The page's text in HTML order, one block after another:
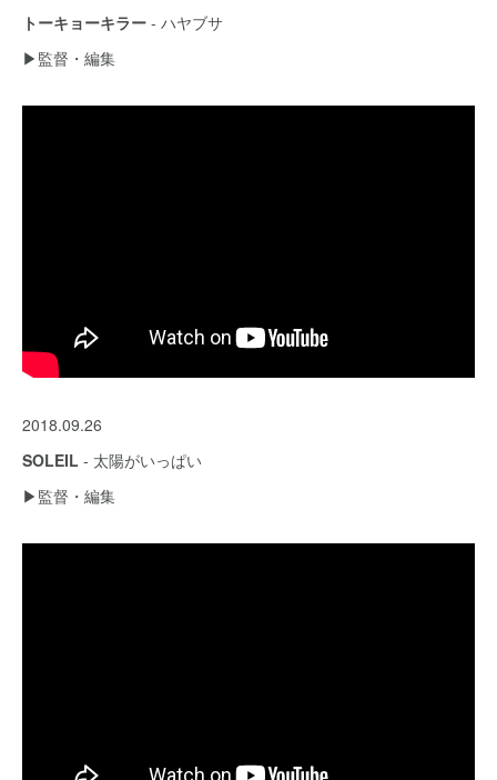
トーキョーキラー - ハヤブサ
▶︎監督・編集
2018.09.26
SOLEIL - 太陽がいっぱい
▶︎監督・編集